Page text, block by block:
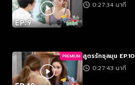
0:27:34 นาที
PREMIUM สูตรรักชุลมุน EP.10
0:27:43 นาที